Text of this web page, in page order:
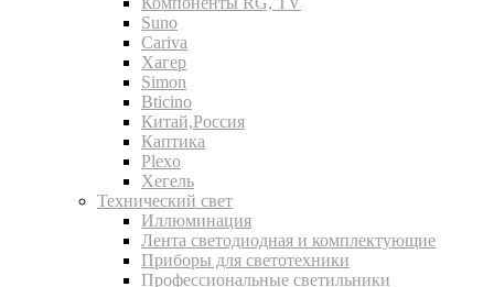
Suno
Cariva
Хагер
Simon
Bticino
Китай,Россия
Каптика
Plexo
Хегель
Технический свет
Иллюминация
Лента светодиодная и комплектующие
Приборы для светотехники
Профессиональные светильники